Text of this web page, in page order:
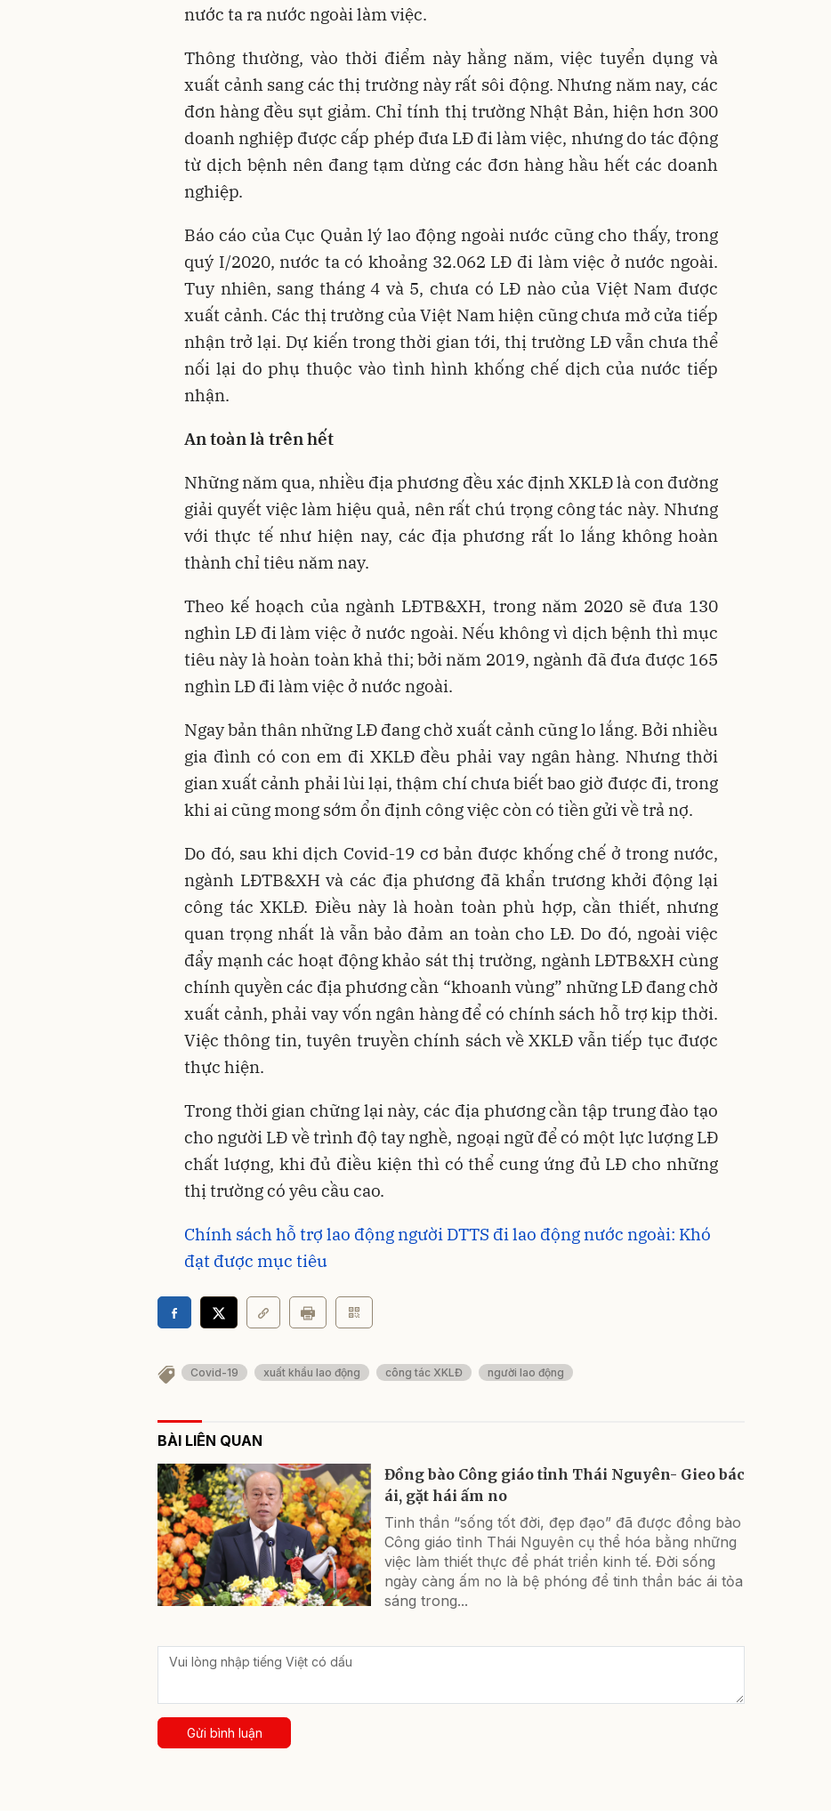
nước ta ra nước ngoài làm việc.
Thông thường, vào thời điểm này hằng năm, việc tuyển dụng và
xuất cảnh sang các thị trường này rất sôi động. Nhưng năm nay, các
đơn hàng đều sụt giảm. Chỉ tính thị trường Nhật Bản, hiện hơn 300
doanh nghiệp được cấp phép đưa LĐ đi làm việc, nhưng do tác động
từ dịch bệnh nên đang tạm dừng các đơn hàng hầu hết các doanh
nghiệp.
Báo cáo của Cục Quản lý lao động ngoài nước cũng cho thấy, trong
quý I/2020, nước ta có khoảng 32.062 LĐ đi làm việc ở nước ngoài.
Tuy nhiên, sang tháng 4 và 5, chưa có LĐ nào của Việt Nam được
xuất cảnh. Các thị trường của Việt Nam hiện cũng chưa mở cửa tiếp
nhận trở lại. Dự kiến trong thời gian tới, thị trường LĐ vẫn chưa thể
nối lại do phụ thuộc vào tình hình khống chế dịch của nước tiếp
nhận.
An toàn là trên hết
Những năm qua, nhiều địa phương đều xác định XKLĐ là con đường
giải quyết việc làm hiệu quả, nên rất chú trọng công tác này. Nhưng
với thực tế như hiện nay, các địa phương rất lo lắng không hoàn
thành chỉ tiêu năm nay.
Theo kế hoạch của ngành LĐTB&XH, trong năm 2020 sẽ đưa 130
nghìn LĐ đi làm việc ở nước ngoài. Nếu không vì dịch bệnh thì mục
tiêu này là hoàn toàn khả thi; bởi năm 2019, ngành đã đưa được 165
nghìn LĐ đi làm việc ở nước ngoài.
Ngay bản thân những LĐ đang chờ xuất cảnh cũng lo lắng. Bởi nhiều
gia đình có con em đi XKLĐ đều phải vay ngân hàng. Nhưng thời
gian xuất cảnh phải lùi lại, thậm chí chưa biết bao giờ được đi, trong
khi ai cũng mong sớm ổn định công việc còn có tiền gửi về trả nợ.
Do đó, sau khi dịch Covid-19 cơ bản được khống chế ở trong nước,
ngành LĐTB&XH và các địa phương đã khẩn trương khởi động lại
công tác XKLĐ. Điều này là hoàn toàn phù hợp, cần thiết, nhưng
quan trọng nhất là vẫn bảo đảm an toàn cho LĐ. Do đó, ngoài việc
đẩy mạnh các hoạt động khảo sát thị trường, ngành LĐTB&XH cùng
chính quyền các địa phương cần “khoanh vùng” những LĐ đang chờ
xuất cảnh, phải vay vốn ngân hàng để có chính sách hỗ trợ kịp thời.
Việc thông tin, tuyên truyền chính sách về XKLĐ vẫn tiếp tục được
thực hiện.
Trong thời gian chững lại này, các địa phương cần tập trung đào tạo
cho người LĐ về trình độ tay nghề, ngoại ngữ để có một lực lượng LĐ
chất lượng, khi đủ điều kiện thì có thể cung ứng đủ LĐ cho những
thị trường có yêu cầu cao.
Chính sách hỗ trợ lao động người DTTS đi lao động nước ngoài: Khó
đạt được mục tiêu
Covid-19 xuất khẩu lao động công tác XKLĐ người lao động
BÀI LIÊN QUAN
Đồng bào Công giáo tỉnh Thái Nguyên- Gieo bác
ái, gặt hái ấm no
Tinh thần “sống tốt đời, đẹp đạo” đã được đồng bào
Công giáo tỉnh Thái Nguyên cụ thể hóa bằng những
việc làm thiết thực để phát triển kinh tế. Đời sống
ngày càng ấm no là bệ phóng để tinh thần bác ái tỏa
sáng trong...
Gửi bình luận